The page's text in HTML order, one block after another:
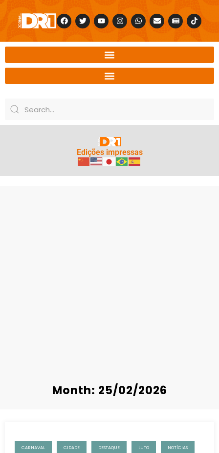
Edições impressas
Month: 25/02/2026
CARNAVAL CIDADE DESTAQUE LUTO NOTÍCIAS